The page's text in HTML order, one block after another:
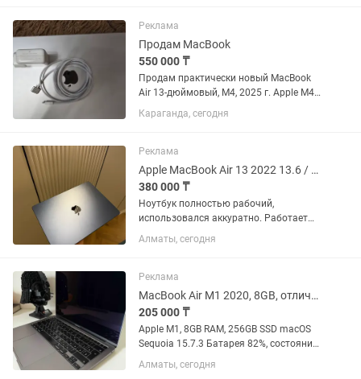
iPad mini (6-го...
Реклама
Продам MacBook
550 000 ₸
Продам практически новый MacBook
Air 13-дюймовый, М4, 2025 г. Apple M4
16 ГБ Есть русская раскладка Полный
комплект
Караганда, сегодня
Реклама
Apple MacBook Air 13 2022 13.6 / 8 Гб / SSD 512 Гб / macOS / MLY43
380 000 ₸
Ноутбук полностью рабочий,
использовался аккуратно. Работает
быстро и стабильно. Отлично подойдет
для работы, учебы, монтажа и
памяти. Аккумулятор : 100% Очень...
Алматы, сегодня
Реклама
MacBook Air M1 2020, 8GB, отличное состояние
205 000 ₸
Apple M1, 8GB RAM, 256GB SSD macOS
Sequoia 15.7.3 Батарея 82%, состояние
Normal Количество циклов
перезарядки: 426 Корпус без царапин и
Алматы, сегодня